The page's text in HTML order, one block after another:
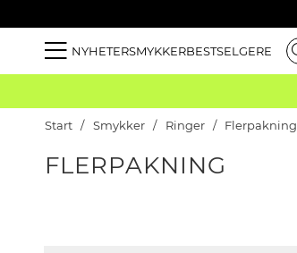
NYHETERSMYKKERBESTSELGERE
Start Smykker Ringer Flerpakning
FLERPAKNING